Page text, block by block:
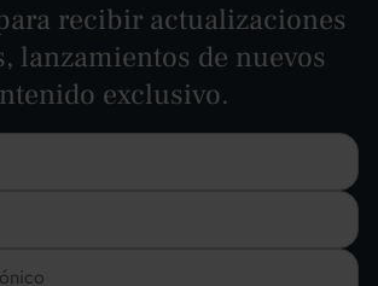
recibir actualizaciones
lanzamientos de nuevos
exclusivo.